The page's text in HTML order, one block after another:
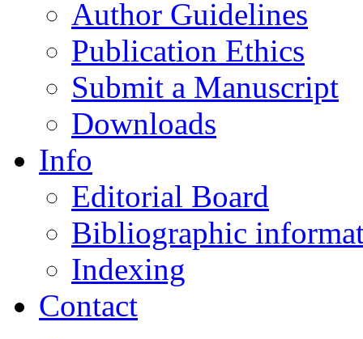
Author Guidelines
Publication Ethics
Submit a Manuscript
Downloads
Info
Editorial Board
Bibliographic
Indexing
Contact